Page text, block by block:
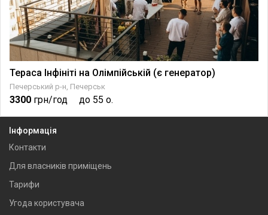
Тераса Інфініті на Олімпійській (є генератор)
Печерський р-н, Печерськ
3300 грн/год до 55 о.
Інформація
Контакти
Для власників приміщень
Тарифи
Угода користувача